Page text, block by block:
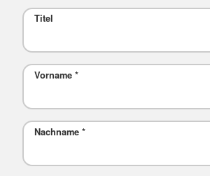
Titel
Vorname *
Nachname *